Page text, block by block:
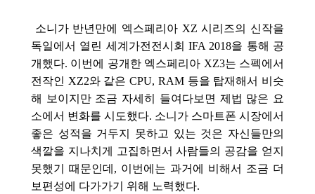
소니가 반년만에 엑스페리아 XZ 시리즈의 신작을
독일에서 열린 세계가전전시회 IFA 2018을 통해 공
개했다. 이번에 공개한 엑스페리아 XZ3는 스펙에서
전작인 XZ2와 같은 CPU, RAM 등을 탑재해서 비슷
해 보이지만 조금 자세히 들여다보면 제법 많은 요
소에서 변화를 시도했다. 소니가 스마트폰 시장에서
좋은 성적을 거두지 못하고 있는 것은 자신들만의
색깔을 지나치게 고집하면서 사람들의 공감을 얻지
못했기 때문인데, 이번에는 과거에 비해서 조금 더
보편성에 다가가기 위해 노력했다.